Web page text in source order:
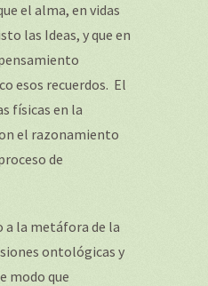
el alma, en vidas
las Ideas, y que en
esos recuerdos. El
físicas en la
el razonamiento
de
a la metáfora de la
ontológicas y
modo que